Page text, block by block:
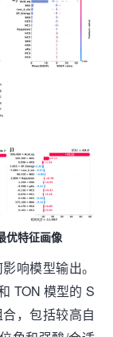
优特征画像
响模型输出。
TON 模型的 S
，包括较高自